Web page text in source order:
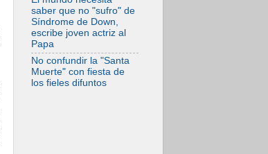
medio del dolor, una
Iglesia que no se
rinde"
saber que no "sufro" de
Síndrome de Down,
escribe joven actriz al
Papa
No confundir la "Santa
Muerte" con fiesta de
los fieles difuntos